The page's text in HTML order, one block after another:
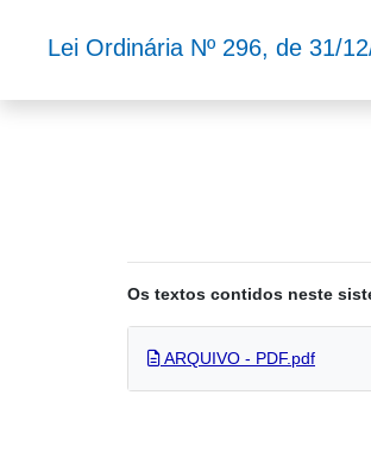
Os textos contidos neste
Lei Ordinária Nº 296, de 31/
ARQUIVO - PDF.pdf